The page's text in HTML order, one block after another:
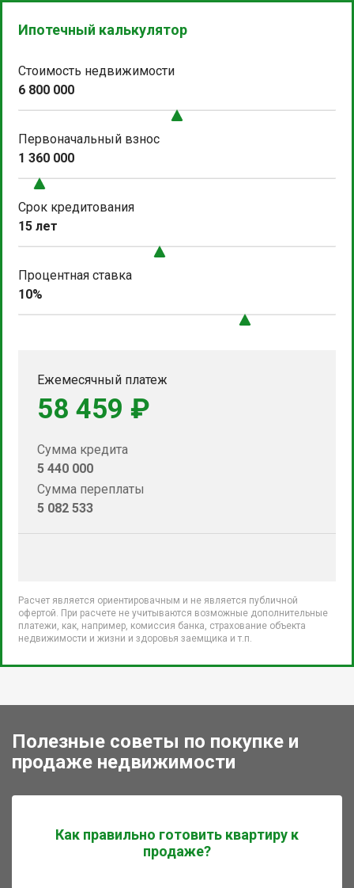
Ипотечный калькулятор
Стоимость недвижимости
6 800 000
Первоначальный взнос
1 360 000
Срок кредитования
15 лет
Процентная ставка
10%
Ежемесячный платеж
58 459 ₽
Сумма кредита
5 440 000
Сумма переплаты
5 082 533
Расчет является ориентировачным и не является публичной
офертой. При расчете не учитываются возможные дополнительные
платежи, как, например, комиссия банка, страхование объекта
недвижимости и жизни и здоровья заемщика и т.п.
Полезные советы по покупке и
продаже недвижимости
Как правильно готовить квартиру к
продаже?